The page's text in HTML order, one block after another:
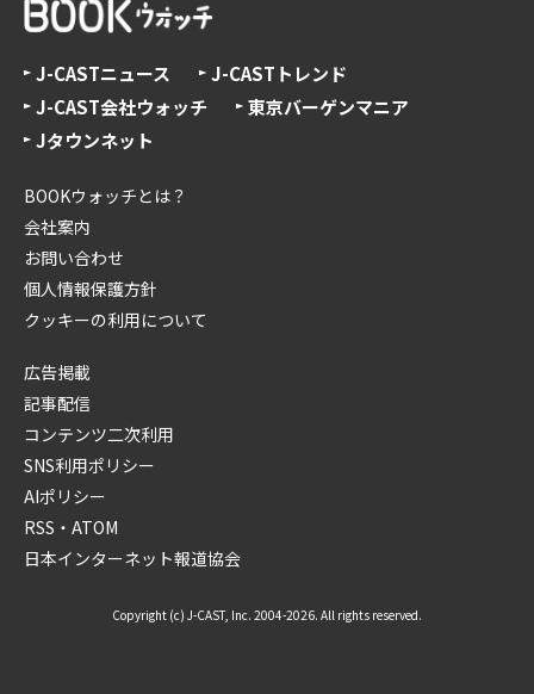
J-CASTニュース
J-CASTトレンド
J-CAST会社ウォッチ
東京バーゲンマニア
Jタウンネット
BOOKウォッチとは？
会社案内
お問い合わせ
個人情報保護方針
クッキーの利用について
広告掲載
記事配信
コンテンツ二次利用
SNS利用ポリシー
AIポリシー
RSS・ATOM
日本インターネット報道協会
Copyright (c) J-CAST, Inc. 2004-2026. All rights reserved.